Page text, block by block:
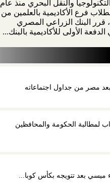
والنقل البحري منذ عام
لطلاب فرع الأكاديمية بالعلمين من
قرر البنك الزراعي المصري
الأولى للأكاديمية بالبنك...
مصر من جداول اجتماعاته
لمطالبة الحكومة والمحافظين
ميسي بعد تتويجه بكأس كوبا...